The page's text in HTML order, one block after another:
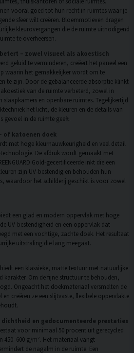
vooral goed tot hun recht in ruimtes waar je
sfeer wilt creëren. Bloemmotieven dragen
kleurovergangen die de ruimte uitnodigend
te overheersen.
– zowel visueel als akoestisch
geluid te verminderen, creëert het paneel een
waarin het gemakkelijker wordt om te
te zijn. Door de gebalanceerde absorptie klinkt
van de ruimte verbeterd, zowel in
en openbare ruimtes. Tegelijkertijd
het licht, de kleuren en de details van
gevoel in de ruimte geeft.
of katoenen doek
met hoge kleurnauwkeurigheid en veel detail
De afdruk wordt gemaakt met
Gold-gecertificeerde inkt die een
zijn UV-bestendig en behouden hun
waardoor het schilderij geschikt is voor zowel
een glad en modern oppervlak met hoge
UV-bestendigheid en een oppervlak dat
met een vochtige, zachte doek. Het resultaat
uitstraling die lang meegaat.
een klassieke, matte textuur met natuurlijke
karakter. Om de fijne structuur te behouden,
Ongeacht het doekmateriaal versmelten de
en creëren ze een slijtvaste, flexibele oppervlakte
dichtheid en gedocumenteerde prestaties
voor minimaal 50 procent uit gerecycled
450–600 g/m². Het materiaal vangt
de nagalm in de ruimte. Een